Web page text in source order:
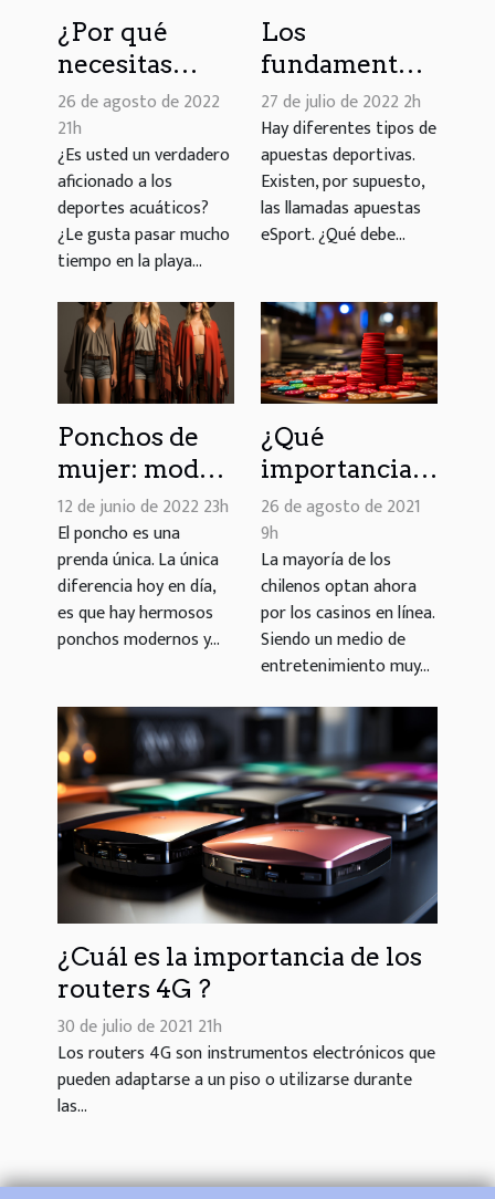
¿Por qué
necesitas
zapatos de
agua?
26 de agosto de 2022
21h
¿Es usted un verdadero
aficionado a los
deportes acuáticos?
¿Le gusta pasar mucho
tiempo en la playa...
Los
fundamentos
de lo que
necesitas
saber sobre
las apuestas
de eSports
27 de julio de 2022 2h
Hay diferentes tipos de
apuestas deportivas.
Existen, por supuesto,
las llamadas apuestas
eSport. ¿Qué debe...
Ponchos de
mujer: moda
retro siempre
en tendencia
para
cualquier
temporada
12 de junio de 2022 23h
El poncho es una
prenda única. La única
diferencia hoy en día,
es que hay hermosos
ponchos modernos y...
¿Qué
importancia
tienen los
casinos
online
chilenos?
26 de agosto de 2021
9h
La mayoría de los
chilenos optan ahora
por los casinos en línea.
Siendo un medio de
entretenimiento muy...
¿Cuál es la importancia de los
routers 4G ?
30 de julio de 2021 21h
Los routers 4G son instrumentos electrónicos que
pueden adaptarse a un piso o utilizarse durante
las...